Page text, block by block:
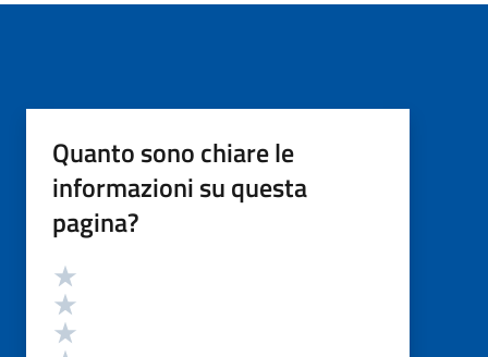
Quanto sono chiare le
informazioni su questa
pagina?
Valutazione